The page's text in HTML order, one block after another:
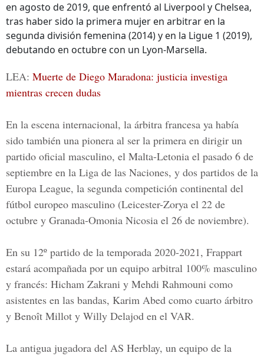
en agosto de 2019, que enfrentó al Liverpool y Chelsea,
tras haber sido la primera mujer en arbitrar en la
segunda división femenina (2014) y en la Ligue 1 (2019),
debutando en octubre con un Lyon-Marsella.
LEA: Muerte de Diego Maradona: justicia investiga
mientras crecen dudas
En la escena internacional, la árbitra francesa ya había
sido también una pionera al ser la primera en dirigir un
partido oficial masculino, el Malta-Letonia el pasado 6 de
septiembre en la Liga de las Naciones, y dos partidos de la
Europa League, la segunda competición continental del
fútbol europeo masculino (Leicester-Zorya el 22 de
octubre y Granada-Omonia Nicosia el 26 de noviembre).
En su 12º partido de la temporada 2020-2021, Frappart
estará acompañada por un equipo arbitral 100% masculino
y francés: Hicham Zakrani y Mehdi Rahmouni como
asistentes en las bandas, Karim Abed como cuarto árbitro
y Benoît Millot y Willy Delajod en el VAR.
La antigua jugadora del AS Herblay, un equipo de la